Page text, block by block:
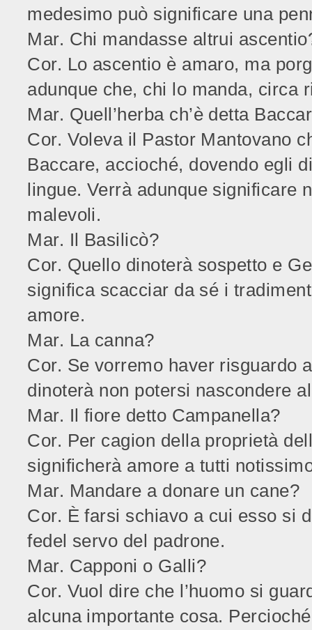
medesimo può significare una
Mar. Chi mandasse altrui
Cor. Lo ascentio è amaro, ma
adunque che, chi lo manda, circa
Mar. Quell’herba ch’è detta
Cor. Voleva il Pastor Mantovano
Baccare, accioché, dovendo egli
lingue. Verrà adunque significare
malevoli.
Mar. Il Basilicò?
Cor. Quello dinoterà sospetto e
significa scacciar da sé i
amore.
Mar. La canna?
Cor. Se vorremo haver risguardo
dinoterà non potersi nascondere
Mar. Il fiore detto Campanella?
Cor. Per cagion della proprietà
significherà amore a tutti
Mar. Mandare a donare un cane?
Cor. È farsi schiavo a cui esso si
fedel servo del padrone.
Mar. Capponi o Galli?
Cor. Vuol dire che l’huomo si
alcuna importante cosa.